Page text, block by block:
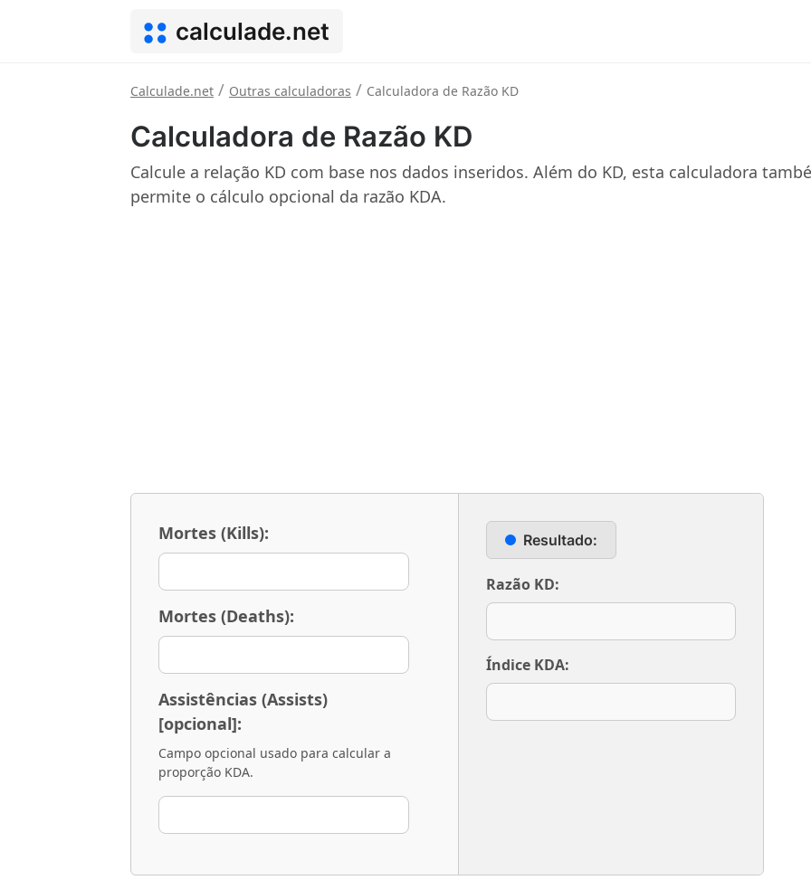
calculade.net
Calculade.net / Outras calculadoras / Calculadora de Razão KD
Calculadora de Razão KD
Calcule a relação KD com base nos dados inseridos. Além do KD, esta calculadora
permite o cálculo opcional da razão KDA.
Mortes (Kills):
Mortes (Deaths):
Assistências (Assists)
[opcional]:
Campo opcional usado para calcular a
proporção KDA.
Resultado:
Razão KD:
Índice KDA: